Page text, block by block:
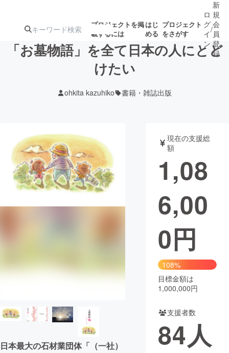
プロジェクトを掲
載するには
はじ
める
プロジェクト
をさがす
ターン
ジェクト
募集終了が近いプ
ロジェクト
アート・写真 音楽
テクノロジー・ガジェット ゲーム・サ
映像・映画
CAMPFIRE for Social Good CAMPFIRE Creation
コミュニティ
ロ
グ
イ
ン
/
新
規
会
員
登
録
「お墓物語」を全て日本の人にとど
けたい
ohkita kazuhiko 書籍・雑誌出版
日本最大の石材業団体「（一社）
現在の支援総
額
1,08
6,00
0円
108%
目標金額は
1,000,000円
支援者数
84人